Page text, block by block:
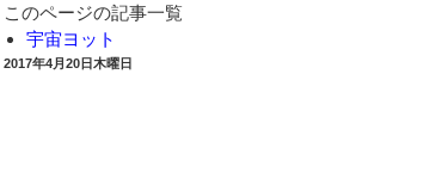
このページの記事一覧
宇宙ヨット
2017年4月20日木曜日